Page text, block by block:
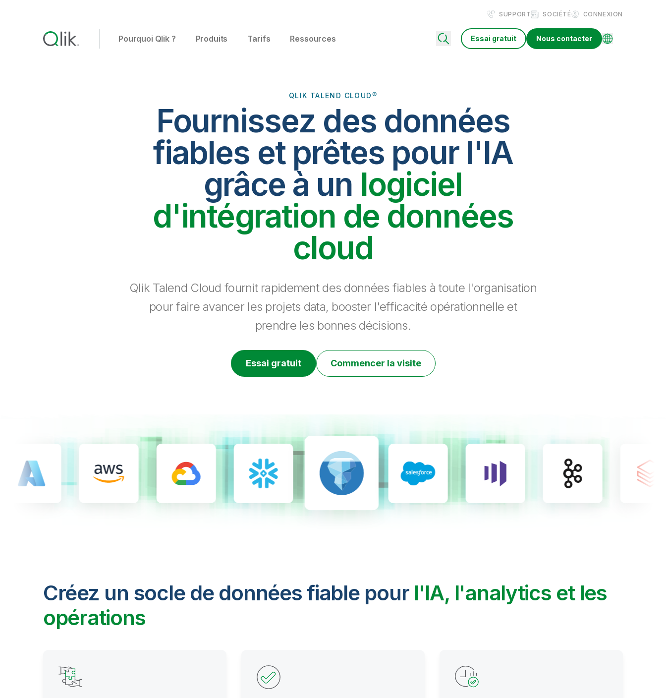
SUPPORT SOCIÉTÉ CONNEXION
Pourquoi Qlik ? Produits Tarifs Ressources Essai gratuit Nous contacter
QLIK TALEND CLOUD®
Fournissez des données
fiables et prêtes pour l'IA
grâce à un logiciel
d'intégration de données
cloud
Qlik Talend Cloud fournit rapidement des données fiables à toute l'organisation
pour faire avancer les projets data, booster l'efficacité opérationnelle et
prendre les bonnes décisions.
Essai gratuit Commencer la visite
Créez un socle de données fiable pour l'IA, l'analytics et les
opérations